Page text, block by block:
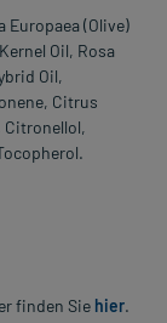
Europaea (Olive)
Oil, Rosa
Oil,
Citrus
Citronellol,
finden Sie hier.